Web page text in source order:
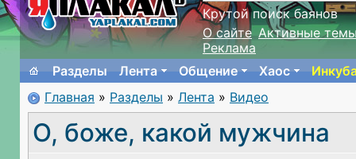
Крутой поиск баянов
О сайте Активные
Реклама
Разделы
Лента Общение Хаос
Главная » Разделы » Лента » Видео
О, боже, какой мужчина